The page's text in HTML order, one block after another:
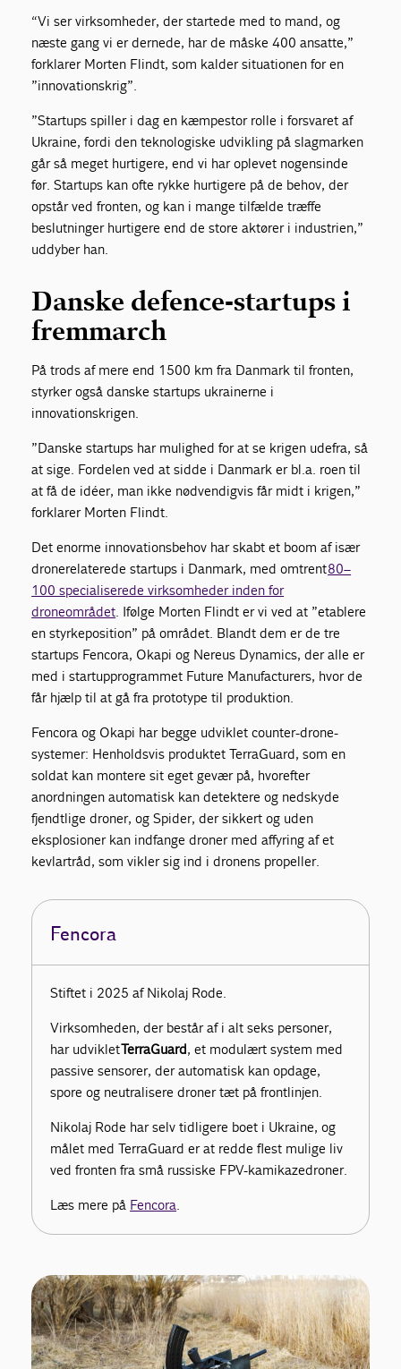
“Vi ser virksomheder, der startede med to mand, og
næste gang vi er dernede, har de måske 400 ansatte,”
forklarer Morten Flindt, som kalder situationen for en
”innovationskrig”.
”Startups spiller i dag en kæmpestor rolle i forsvaret af
Ukraine, fordi den teknologiske udvikling på slagmarken
går så meget hurtigere, end vi har oplevet nogensinde
før. Startups kan ofte rykke hurtigere på de behov, der
opstår ved fronten, og kan i mange tilfælde træffe
beslutninger hurtigere end de store aktører i industrien,”
uddyber han.
Danske defence-startups i
fremmarch
På trods af mere end 1500 km fra Danmark til fronten,
styrker også danske startups ukrainerne i
innovationskrigen.
”Danske startups har mulighed for at se krigen udefra, så
at sige. Fordelen ved at sidde i Danmark er bl.a. roen til
at få de idéer, man ikke nødvendigvis får midt i krigen,”
forklarer Morten Flindt.
Det enorme innovationsbehov har skabt et boom af især
dronerelaterede startups i Danmark, med omtrent80–
100 specialiserede virksomheder inden for
droneområdet. Ifølge Morten Flindt er vi ved at ”etablere
en styrkeposition” på området. Blandt dem er de tre
startups Fencora, Okapi og Nereus Dynamics, der alle er
med i startupprogrammet Future Manufacturers, hvor de
får hjælp til at gå fra prototype til produktion.
Fencora og Okapi har begge udviklet counter-drone-
systemer: Henholdsvis produktet TerraGuard, som en
soldat kan montere sit eget gevær på, hvorefter
anordningen automatisk kan detektere og nedskyde
fjendtlige droner, og Spider, der sikkert og uden
eksplosioner kan indfange droner med affyring af et
kevlartråd, som vikler sig ind i dronens propeller.
Fencora
Stiftet i 2025 af Nikolaj Rode.
Virksomheden, der består af i alt seks personer,
har udvikletTerraGuard, et modulært system med
passive sensorer, der automatisk kan opdage,
spore og neutralisere droner tæt på frontlinjen.
Nikolaj Rode har selv tidligere boet i Ukraine, og
målet med TerraGuard er at redde flest mulige liv
ved fronten fra små russiske FPV-kamikazedroner.
Læs mere på Fencora.